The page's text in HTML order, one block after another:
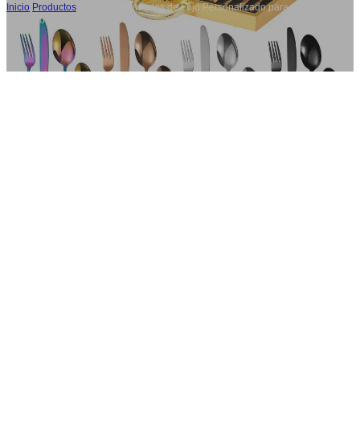
Inicio Productos
Juego de Cubiertos de Lujo Personalizado para 24 PC
de Acero Inoxidable con Maleta